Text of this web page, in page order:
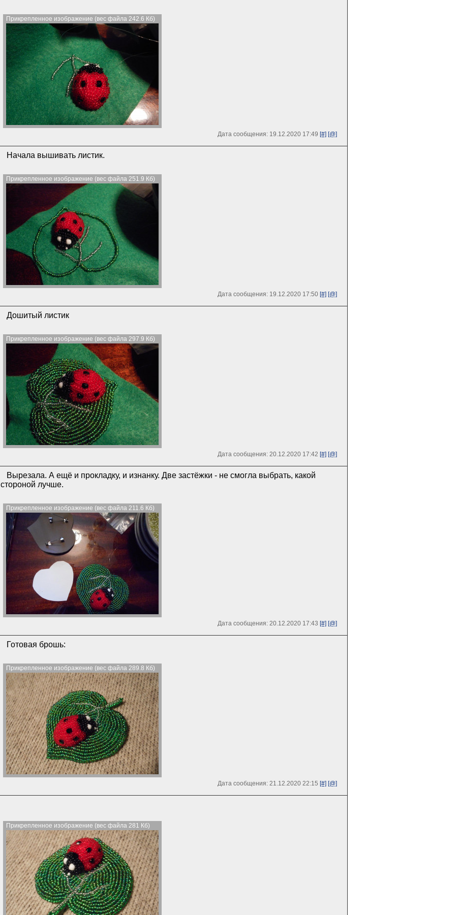
Прикрепленное изображение (вес файла 242.6 Кб)
Дата сообщения: 19.12.2020 17:49 [#] [@]
Начала вышивать листик.
Прикрепленное изображение (вес файла 251.9 Кб)
Дата сообщения: 19.12.2020 17:50 [#] [@]
Дошитый листик
Прикрепленное изображение (вес файла 297.9 Кб)
Дата сообщения: 20.12.2020 17:42 [#] [@]
Вырезала. А ещё и прокладку, и изнанку. Две застёжки - не смогла выбрать, какой
стороной лучше.
Прикрепленное изображение (вес файла 211.6 Кб)
Дата сообщения: 20.12.2020 17:43 [#] [@]
Готовая брошь:
Прикрепленное изображение (вес файла 289.8 Кб)
Дата сообщения: 21.12.2020 22:15 [#] [@]
Прикрепленное изображение (вес файла 281 Кб)